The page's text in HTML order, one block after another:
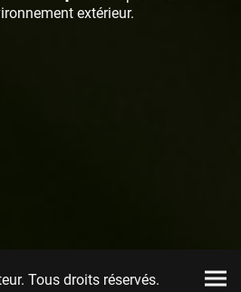
extérieur.
Tous droits réservés.